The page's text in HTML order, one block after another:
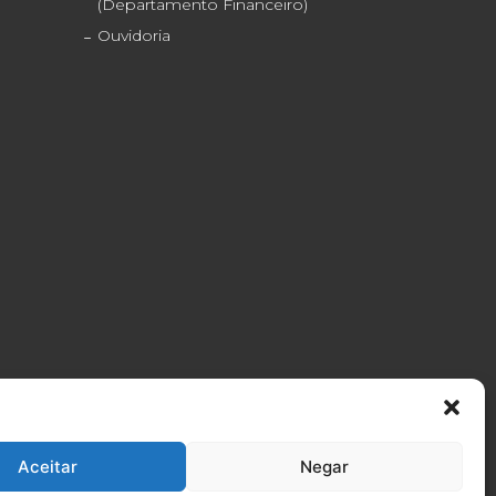
Aceitar Negar
(Departamento Financeiro)
Ouvidoria
4600 (11) 2056-6100